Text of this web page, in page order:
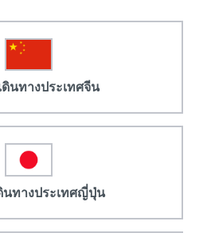
ดินทางประเทศจีน
นทางประเทศญี่ปุ่น